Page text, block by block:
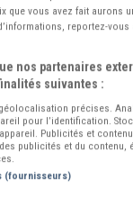
pour
réalisations
de haute qualité
de télécommande des
spécialiste
MASERATI,
MERCEDES AMG,
ASTON MARTIN,
que vous avez fait aurons
reportez-
nos partenaires
suivantes :
précises.
pour l’identification.
Publicités et
publicités et du contenu,
(fournisseurs)